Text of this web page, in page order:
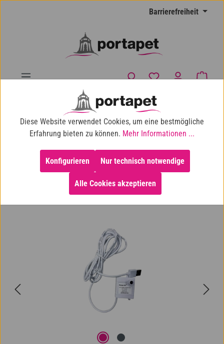
Barrierefreiheit
Du hast 0
10% Shop-Rabatt ab 100 € Einkaufswert
Neuheiten Katze
Diese Website verwendet Cookies, um eine bestmögliche
Erfahrung bieten zu können. Mehr Informationen ...
Konfigurieren
Alle Cookies akzeptieren
Nur technisch notwendige